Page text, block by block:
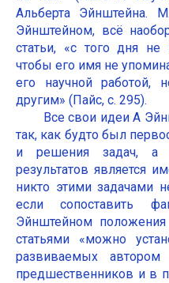
Альберта Эйнштейна.
Эйнштейном, всё
статьи, «с того дня не
чтобы его имя не
его научной
другим» (Пайс, с. 295).
Все свои идеи А
так, как будто был
и решения задач, а
результатов является
никто этими задачами
если сопоставить
Эйнштейном
статьями «можно
развиваемых
предшественников и в